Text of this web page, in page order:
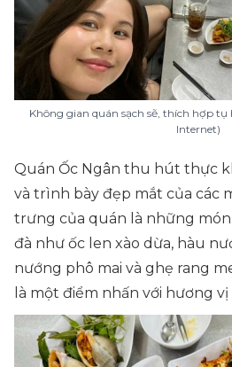
Không gian quán sạch sẽ, thích hợp
Internet)
Quán Ốc Ngân thu hút thực
và trình bày đẹp mắt của các
trưng của quán là những
đà như ốc len xào dừa, hàu
nướng phô mai và ghẹ rang
là một điểm nhấn với hương vị